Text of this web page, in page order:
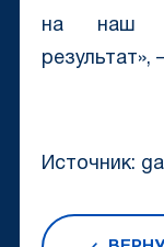
на наш
Источник: